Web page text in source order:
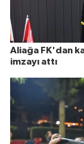
Aliağa FK'dan
imzayı attı